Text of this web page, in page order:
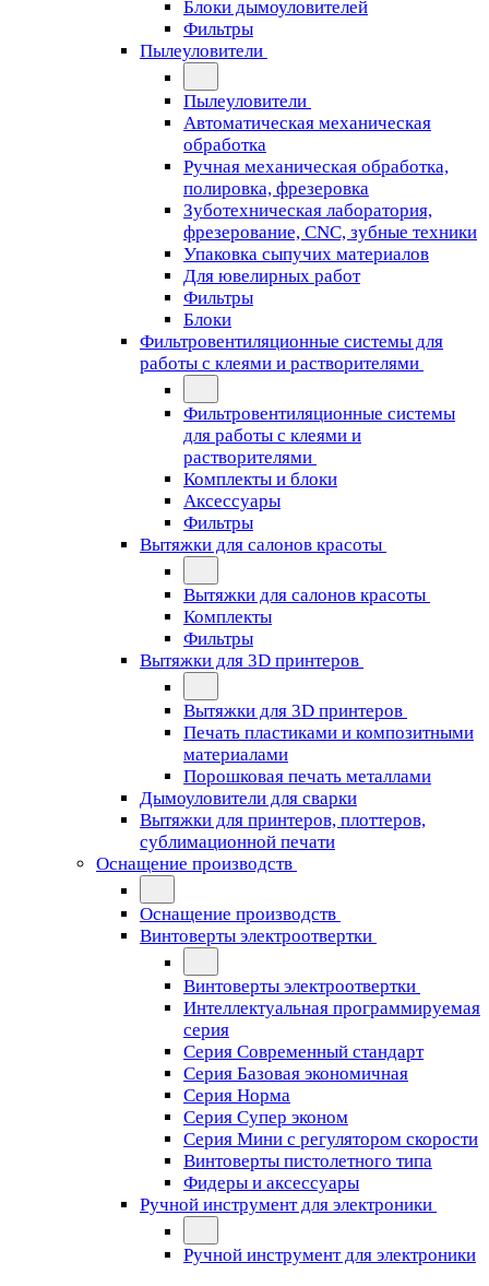
Блоки дымоуловителей
Фильтры
Пылеуловители
Пылеуловители
Автоматическая механическая
обработка
Ручная механическая обработка,
полировка, фрезеровка
Зуботехническая лаборатория,
фрезерование, CNC, зубные техники
Упаковка сыпучих материалов
Для ювелирных работ
Фильтры
Блоки
Фильтровентиляционные системы для
работы с клеями и растворителями
Фильтровентиляционные системы
для работы с клеями и
растворителями
Комплекты и блоки
Аксессуары
Фильтры
Вытяжки для салонов красоты
Вытяжки для салонов красоты
Комплекты
Фильтры
Вытяжки для 3D принтеров
Вытяжки для 3D принтеров
Печать пластиками и композитными
материалами
Порошковая печать металлами
Дымоуловители для сварки
Вытяжки для принтеров, плоттеров,
сублимационной печати
Оснащение производств
Оснащение производств
Винтоверты электроотвертки
Винтоверты электроотвертки
Интеллектуальная программируемая
серия
Серия Современный стандарт
Серия Базовая экономичная
Серия Норма
Серия Cупер эконом
Серия Мини с регулятором скорости
Винтоверты пистолетного типа
Фидеры и аксессуары
Ручной инструмент для электроники
Ручной инструмент для электроники